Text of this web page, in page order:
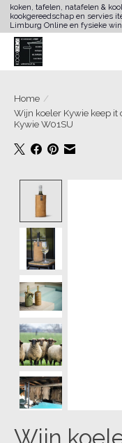
koken, tafelen, natafelen &
kookgereedschap en servies
Limburg Online en fysieke
Home /
Wijn koeler Kywie keep
Kywie W01SU
Wijn